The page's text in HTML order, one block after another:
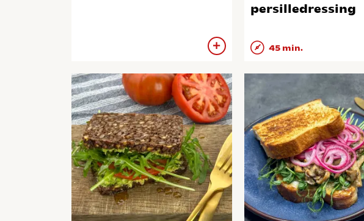
persilledressing
45 min.